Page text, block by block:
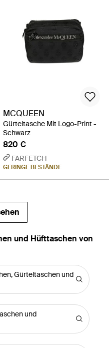
MCQUEEN
Gürteltasche Mit Logo-Print -
Schwarz
820 €
FARFETCH
GERINGE BESTÄNDE
und Hüfttaschen von
Gürteltaschen und
und